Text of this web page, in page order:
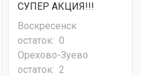
СУПЕР АКЦИЯ!!!
Воскресенск
остаток: 0
Орехово-Зуево
остаток: 2